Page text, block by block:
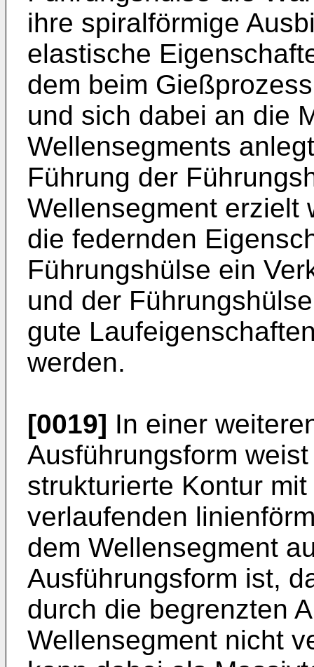
ihre spiralförmige
elastische
dem beim
und sich dabei an die
Wellensegments
Führung der
Wellensegment erzielt
die federnden
Führungshülse ein
und der
gute
werden.
[0019] In einer
Ausführungsform
strukturierte Kontur
verlaufenden
dem Wellensegment
Ausführungsform ist,
durch die begrenzten
Wellensegment nicht